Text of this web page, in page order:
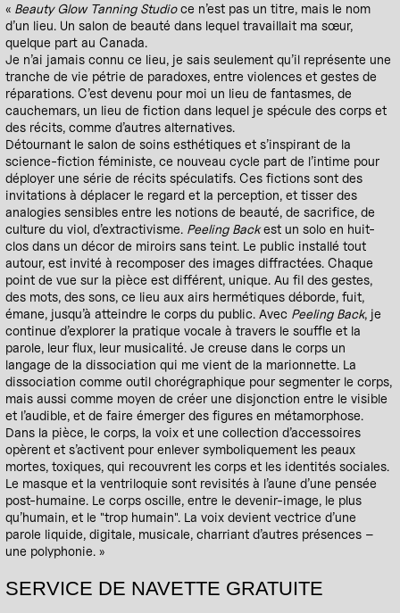
« Beauty Glow Tanning Studioce n’est pas un titre, mais le nom
d’un lieu. Un salon de beauté dans lequel travaillait ma sœur,
quelque part au Canada.
Je n’ai jamais connu ce lieu, je sais seulement qu’il représente une
tranche de vie pétrie de paradoxes, entre violences et gestes de
réparations. C’est devenu pour moi un lieu de fantasmes, de
cauchemars, un lieu de fiction dans lequel je spécule des corps et
des récits, comme d’autres alternatives.
Détournant le salon de soins esthétiques et s’inspirant de la
science-fiction féministe, ce nouveau cycle part de l’intime pour
déployer une série de récits spéculatifs. Ces fictions sont des
invitations à déplacer le regard et la perception, et tisser des
analogies sensibles entre les notions de beauté, de sacrifice, de
culture du viol, d’extractivisme. Peeling Backest un solo en huit-
clos dans un décor de miroirs sans teint. Le public installé tout
autour, est invité à recomposer des images diffractées. Chaque
point de vue sur la pièce est différent, unique. Au fil des gestes,
des mots, des sons, ce lieu aux airs hermétiques déborde, fuit,
émane, jusqu’à atteindre le corps du public. Avec Peeling Back, je
continue d’explorer la pratique vocale à travers le souffle et la
parole, leur flux, leur musicalité. Je creuse dans le corps un
langage de la dissociation qui me vient de la marionnette. La
dissociation comme outil chorégraphique pour segmenter le corps,
mais aussi comme moyen de créer une disjonction entre le visible
et l’audible, et de faire émerger des figures en métamorphose.
Dans la pièce, le corps, la voix et une collection d’accessoires
opèrent et s’activent pour enlever symboliquement les peaux
mortes, toxiques, qui recouvrent les corps et les identités sociales.
Le masque et la ventriloquie sont revisités à l’aune d’une pensée
post-humaine. Le corps oscille, entre le devenir-image, le plus
qu’humain, et le "trop humain". La voix devient vectrice d’une
parole liquide, digitale, musicale, charriant d’autres présences –
une polyphonie. »
SERVICE DE NAVETTE GRATUITE